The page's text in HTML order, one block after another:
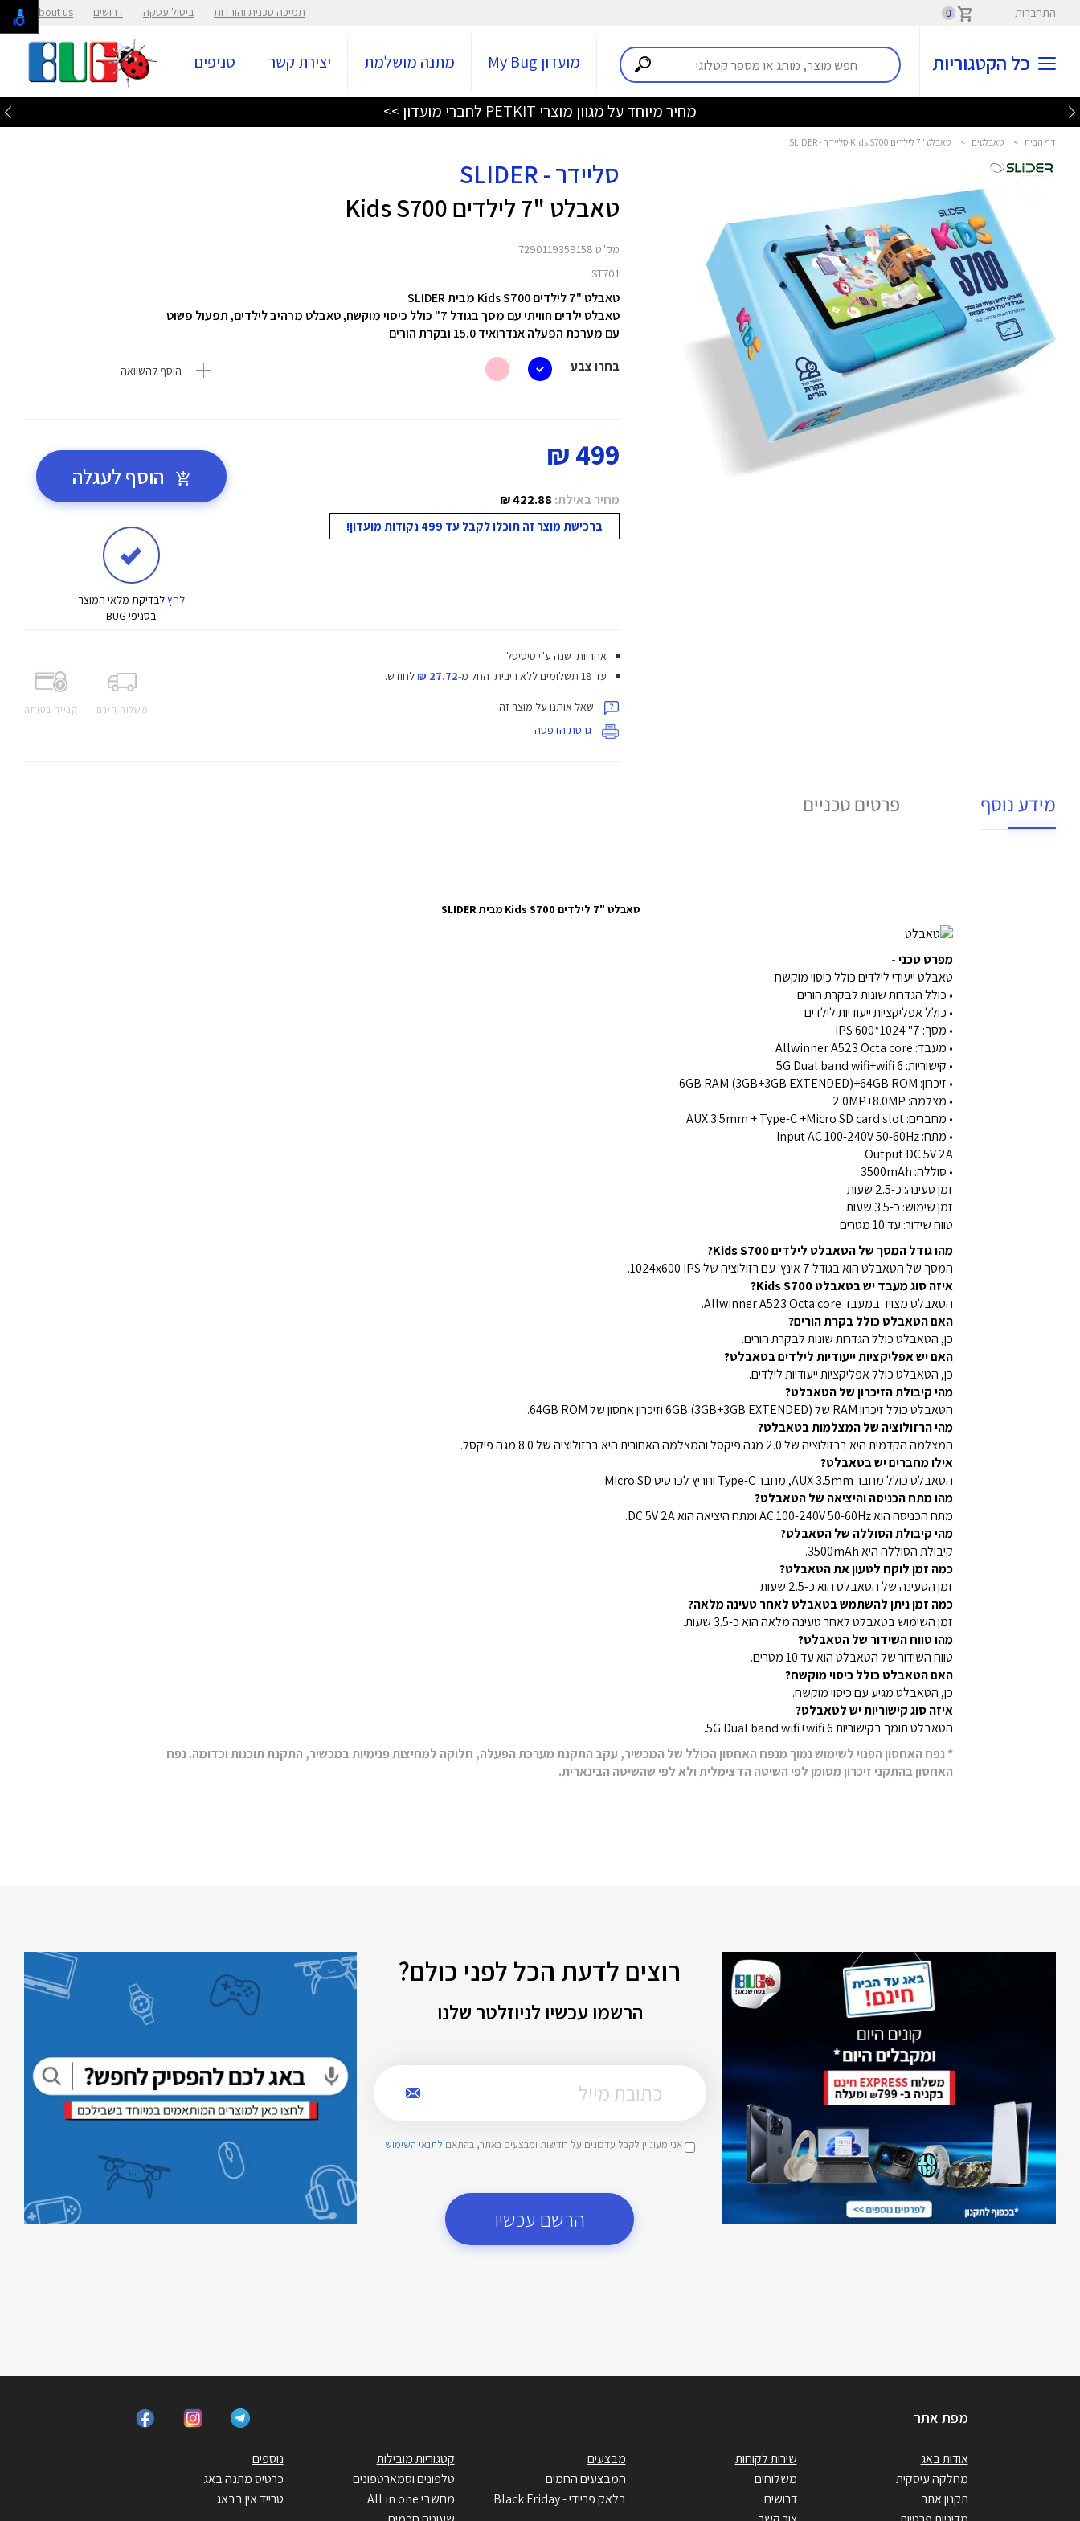
התחברות 0 תמיכה טכנית והורדות ביטול עסקה דרושים About us
כל הקטגוריות מועדון My Bug מתנה מושלמת יצירת קשר סניפים
מחיר מיוחד על מגוון מוצרי PETKIT לחברי מועדון >>
דף הבית > טאבלטים > טאבלט "7 לילדים Kids S700 סליידר - SLIDER
סליידר - SLIDER
טאבלט "7 לילדים Kids S700
מק"ט 7290119359158
ST701
טאבלט "7 לילדים Kids S700 מבית SLIDER
טאבלט ילדים חוויתי עם מסך בגודל 7" כולל כיסוי מוקשח, טאבלט מרהיב לילדים, תפעול פשוט
עם מערכת הפעלה אנדרואיד 15.0 ו
בקרת הורים
בחרו צבע
הוסף להשוואה
499 ₪
מחיר באילת:422.88 ₪
ברכישת מוצר זה תוכלו לקבל עד 499 נקודות מועדון!
הוסף לעגלה
לחץלבדיקת מלאי המוצר
בסניפי BUG
משלוח חינם קנייה בטוחה
אחריות: שנה ע"י סיטיסל
עד 18 תשלומים ללא ריבית.
החל מ-27.72 ₪ לחודש.
שאל אותנו על מוצר זה
גרסת הדפסה
מידע נוסף פרטים טכניים
טאבלט "7 לילדים Kids S700 מבית SLIDER
מפרט טכני -
טאבלט ייעודי לילדים כולל כיסוי מוקשח
• כולל הגדרות שונות לבקרת הורים
• כולל אפליקציות ייעודיות לילדים
• מסך: 7" 1024*600 IPS
• מעבד: Allwinner A523 Octa core
• קישוריות: 6 5G Dual band wifi+wifi
• זיכרון: 6GB RAM (3GB+3GB EXTENDED)+64GB ROM
• מצלמה: 2.0MP+8.0MP
• מחברים: AUX 3.5mm + Type-C +Micro SD card slot
• מתח: Input AC 100-240V 50-60Hz
Output DC 5V 2A
• סוללה: 3500mAh
זמן טעינה: כ-2.5 שעות
זמן שימוש: כ-3.5 שעות
טווח שידור: עד 10 מטרים
מהו גודל המסך של הטאבלט לילדים Kids S700?
המסך של הטאבלט הוא בגודל 7 אינץ' עם רזולוציה של 1024x600 IPS.
איזה סוג מעבד יש בטאבלט Kids S700?
הטאבלט מצויד במעבד Allwinner A523 Octa core.
האם הטאבלט כולל בקרת הורים?
כן, הטאבלט כולל הגדרות שונות לבקרת הורים.
האם יש אפליקציות ייעודיות לילדים בטאבלט?
כן, הטאבלט כולל אפליקציות ייעודיות לילדים.
מהי קיבולת הזיכרון של הטאבלט?
הטאבלט כולל זיכרון RAM של 6GB (3GB+3GB EXTENDED) וזיכרון אחסון של 64GB ROM.
מהי הרזולוציה של המצלמות בטאבלט?
המצלמה הקדמית היא ברזולוציה של 2.0 מגה פיקסל והמצלמה האחורית היא ברזולוציה של 8.0 מגה פיקסל.
אילו מחברים יש בטאבלט?
הטאבלט כולל מחבר AUX 3.5mm, מחבר Type-C וחריץ לכרטיס Micro SD.
מהו מתח הכניסה והיציאה של הטאבלט?
מתח הכניסה הוא AC 100-240V 50-60Hz ומתח היציאה הוא DC 5V 2A.
מהי קיבולת הסוללה של הטאבלט?
קיבולת הסוללה היא 3500mAh.
כמה זמן לוקח לטעון את הטאבלט?
זמן הטעינה של הטאבלט הוא כ-2.5 שעות.
כמה זמן ניתן להשתמש בטאבלט לאחר טעינה מלאה?
זמן השימוש בטאבלט לאחר טעינה מלאה הוא כ-3.5 שעות.
מהו טווח השידור של הטאבלט?
טווח השידור של הטאבלט הוא עד 10 מטרים.
האם הטאבלט כולל כיסוי מוקשח?
כן, הטאבלט מגיע עם כיסוי מוקשח.
איזה סוג קישוריות יש לטאבלט?
הטאבלט תומך בקישוריות 6 5G Dual band wifi+wifi.
* נפח האחסון הפנוי לשימוש נמוך מנפח האחסון הכולל של המכשיר, עקב התקנת מערכת הפעלה, חלוקה למחיצות פנימיות במכשיר, התקנת תוכנות וכדומה. נפח
האחסון בהתקני זיכרון מסומן לפי השיטה הדצימלית ולא לפי שהשיטה הבינארית.
רוצים לדעת הכל לפני כולם?
הרשמו עכשיו לניוזלטר שלנו
אני מעוניין לקבל עדכונים על חדשות ומבצעים באתר, בהתאם לתנאי השימוש
הרשם עכשיו
מפת אתר
אודות באג
מחלקה עיסקית
תקנון אתר
שירות לקוחות
משלוחים
דרושים
מבצעים
המבצעים החמים
בלאק פריידי - Black Friday
קטגוריות מובילות
טלפונים וסמארטפונים
מחשבי All in one
נוספים
כרטיס מתנה באג
טרייד אין בבאג